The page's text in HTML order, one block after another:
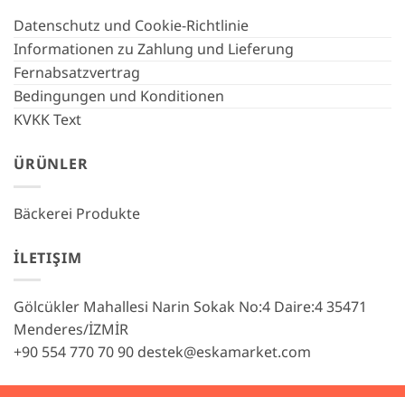
Datenschutz und Cookie-Richtlinie
Informationen zu Zahlung und Lieferung
Fernabsatzvertrag
Bedingungen und Konditionen
KVKK Text
ÜRÜNLER
Bäckerei Produkte
İLETIŞIM
Gölcükler Mahallesi Narin Sokak No:4 Daire:4 35471
Menderes/İZMİR
+90 554 770 70 90 destek@eskamarket.com